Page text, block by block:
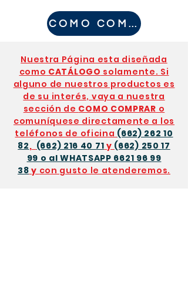
Bonell 6V
ACOJINAMIENTO:Espum
Laminada. Cuenta con
una suave Colchoneta
que le da un extra de
confort.NO ES
NECESARIO VOLTEARLO ,
SE UTILIZA POR UN SOLO
LADO.
SOPORTE:Borra
GARANTIA DE 1 AÑO
DIRECTAMENTE CON
ELEGIRSE ENTRE UN
COLOR CLARO U
OBSCURO PARA LA TELA
DEL FORRO.
DE 1 AÑO CON
NOSOTROS
COMO COMPRAR
Nuestra Página esta diseñada
como CATÁLOGO solamente. Si
alguno de nuestros productos es
de su interés, vaya a nuestra
sección de COMO COMPRAR o
comuníquese directamente a los
teléfonos de oficina (662) 262 10
82, (662) 216 40 71 y (662) 250 17
99 o al WHATSAPP 6621 96 99
38 y con gusto le atenderemos.